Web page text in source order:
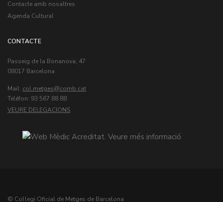
Contacte amb nosaltres
Agenda Cultural
CONTACTE
Passeig de la Bonanova, 47
08017 Barcelona
Mail: col.metges
Teléfon: 93 567 88 88
VEURE DELEGACIONS
© Col·legi Oficial de Metges de Barcelona